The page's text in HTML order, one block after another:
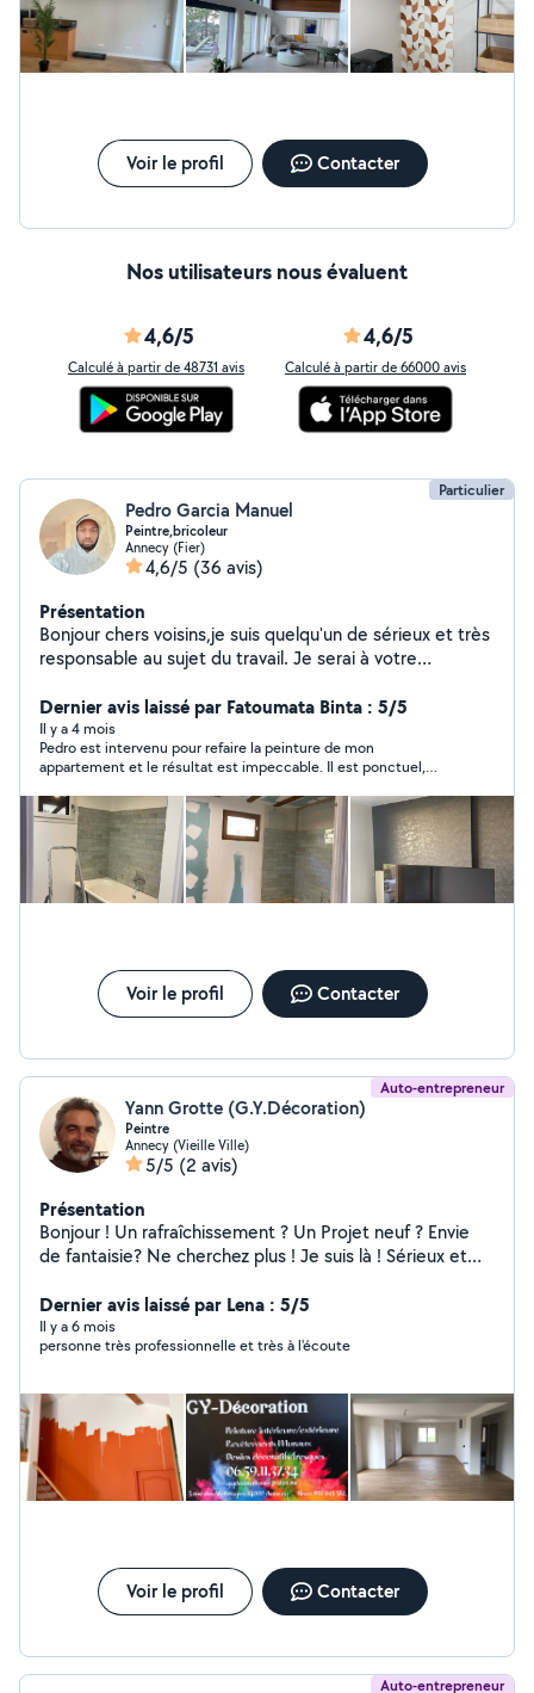
Voir le profil Contacter
Nos utilisateurs nous évaluent
4,6/5
Calculé à partir de 48731 avis
4,6/5
Calculé à partir de 66000 avis
Particulier
Pedro Garcia Manuel
Peintre,bricoleur
Annecy (Fier)
4,6/5 (36 avis)
Présentation
Bonjour chers voisins,je suis quelqu'un de sérieux et très
responsable au sujet du travail. Je serai à votre
calicots, déménagement,entretien de jardin etc.
toujours à votre disposition bien cordialement. Pedro
endy-Renov
Dernier avis laissé par Fatoumata Binta : 5/5
Il y a 4 mois
Pedro est intervenu pour refaire la peinture de mon
appartement et le résultat est impeccable. Il est ponctuel,
soin. C’est quelqu’un de confiance qui maîtrise parfaitement
son métier. Je le recommande vivement.
Voir le profil Contacter
Auto-entrepreneur
Yann Grotte (G.Y.Décoration)
Peintre
Annecy (Vieille Ville)
5/5 (2 avis)
Présentation
Bonjour ! Un rafraîchissement ? Un Projet neuf ? Envie
de fantaisie? Ne cherchez plus ! Je suis là ! Sérieux et
de vos projets dans la bonne humeur !
Dernier avis laissé par Lena : 5/5
Il y a 6 mois
personne très professionnelle et très à l'écoute
Voir le profil Contacter
Auto-entrepreneur